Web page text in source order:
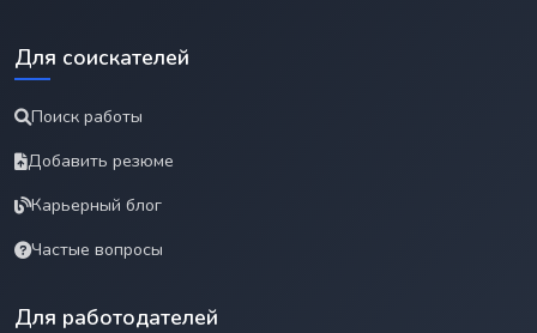
Для соискателей
Поиск работы
Добавить резюме
Карьерный блог
Частые вопросы
Для работодателей